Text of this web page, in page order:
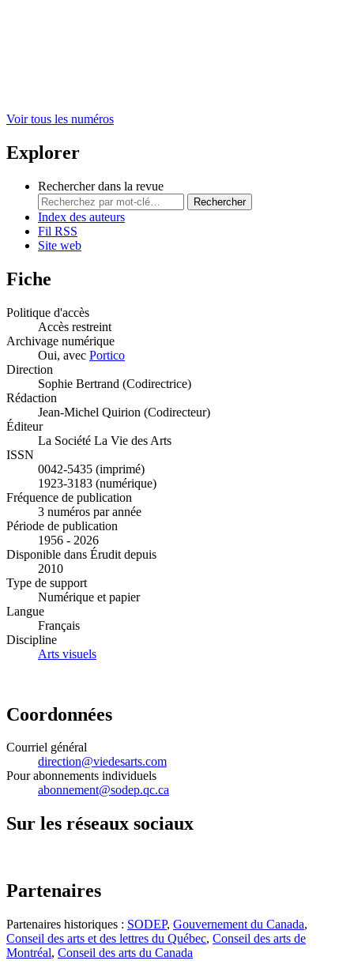
Voir tous les numéros
Explorer
Rechercher dans la revue
Rechercher
Index des auteurs
Fil RSS
Site web
Fiche
Politique d'accès
Accès restreint
Archivage numérique
Oui, avec Portico
Direction
Sophie Bertrand (Codirectrice)
Rédaction
Jean-Michel Quirion (Codirecteur)
Éditeur
La Société La Vie des Arts
ISSN
0042-5435 (imprimé)
1923-3183 (numérique)
Fréquence de publication
3 numéros par année
Période de publication
1956 - 2026
Disponible dans Érudit depuis
2010
Type de support
Numérique et papier
Langue
Français
Discipline
Arts visuels
Coordonnées
Courriel général
direction@viedesarts.com
Pour abonnements individuels
abonnement@sodep.qc.ca
Sur les réseaux sociaux
Partenaires
Partenaires historiques : SODEP, Gouvernement du Canada,
Conseil des arts et des lettres du Québec, Conseil des arts de
Montréal, Conseil des arts du Canada